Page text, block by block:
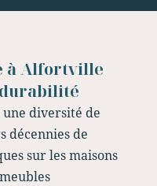
à Alfortville
diversité de
décennies de
sur les maisons